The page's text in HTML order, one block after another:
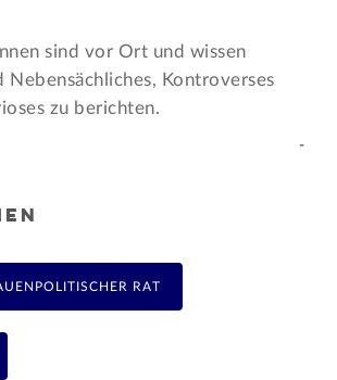
sind vor Ort und wissen
Nebensächliches, Kontroverses
zu berichten.
-
RAT